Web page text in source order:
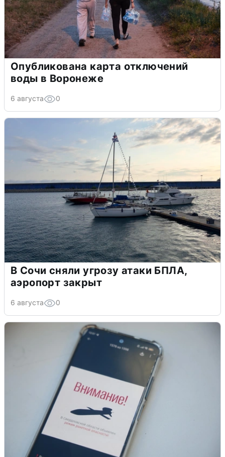
Опубликована карта отключений
воды в Воронеже
6 августа 0
В Сочи сняли угрозу атаки БПЛА,
аэропорт закрыт
6 августа 0